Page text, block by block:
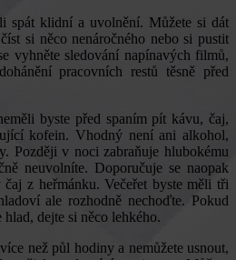
klidní a uvolnění. Můžete si dát
si něco nenáročného nebo si pustit
vyhněte sledování napínavých filmů,
pracovních restů těsně před
byste před spaním pít kávu, čaj,
kofein. Vhodný není ani alkohol,
Později v noci zabraňuje hlubokému
neuvolníte. Doporučuje se naopak
z heřmánku. Večeřet byste měli tři
ale rozhodně nechoďte. Pokud
dejte si něco lehkého.
než půl hodiny a nemůžete usnout,